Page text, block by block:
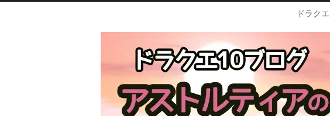
ドラク